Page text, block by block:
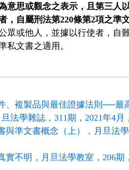
意思或觀念之表示，且第三人
，自屬刑法第220條第2項之準
眾或他人，並據以行使者，自
私文書之適用。
、複製品與最佳證據法則──最
法學雜誌，311期，2021年4月
準文書概念（上），月旦法學
不明，月旦法學教室，206期